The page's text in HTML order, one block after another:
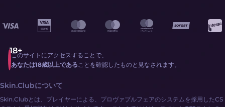
このサイトにアクセスすることで、
あなたは18歳以上であることを確認したものと見なされます。
Skin.Clubについて
Skin.Clubとは、プレイヤーによる、プロヴァブルフェアのシステムを採用したCS